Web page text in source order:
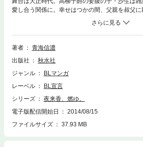
愛し合う関係に。幸せはつかの間、父親を叔父
しまう。復讐を誓った沙生は男娼「夜来香」と偽
著者
青海信濃
出版社
秋水社
ジャンル
BLマンガ
レーベル
BL宣言
シリーズ
夜来香、燃ゆ。
電子版配信開始日
2014/08/15
ファイルサイズ
37.93 MB